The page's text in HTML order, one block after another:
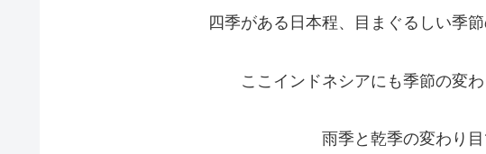
四季がある日本程、目まぐるしい季
ここインドネシアにも季節の変わ
雨季と乾季の変わり目